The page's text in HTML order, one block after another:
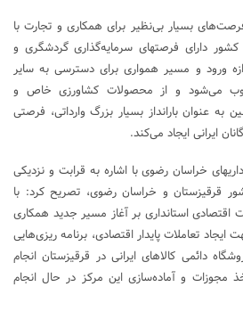
بسیار بی‌نظیر برای همکاری و تجارت با
دارای فرصتهای سرمایه‌گذاری گردشگری و
ورود و مسیر همواری برای دسترسی به سایر
می‌شود و از محصولات کشاورزی خاص و
به عنوان بارانداز بسیار بزرگ وارداتی، فرصتی
ایرانی ایجاد می‌کند.
خراسان رضوی با اشاره به قرابت و نزدیکی
قرقیزستان و خراسان رضوی، تصریح کرد: با
اقتصادی استانداری بر آغاز مسیر جدید همکاری
تعاملات پایدار اقتصادی، برنامه ریزی‌هایی
دائمی کالاهای ایرانی در قرقیزستان انجام
مجوزات و آماده‌سازی این مرکز در حال انجام